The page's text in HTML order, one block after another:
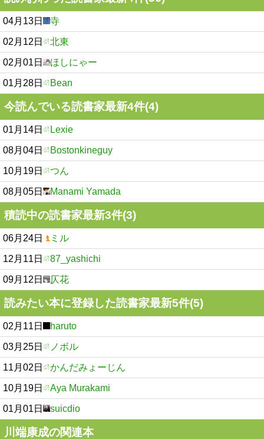
04月13日 寺
02月12日 北東
02月01日 ほしにゃー
01月28日 Bean
今読んでいる読書家最新4件(4)
01月14日 Lexie
08月04日 Bostonkineguy
10月19日 つん
08月05日 Manami Yamada
積読中の読書家最新3件(3)
06月24日 ミル
12月11日 87_yashichi
09月12日 仄花
読みたい本に登録した読書家最新5件(5)
02月11日 haruto
03月25日 ノボル
11月02日 かんだみょーじん
10月19日 Aya Murakami
01月01日 suicdio
川端康成の関連本